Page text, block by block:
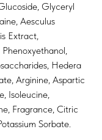
Glyceryl
Aesculus
Extract,
Hedera
Arginine, Aspartic
Isoleucine,
Fragrance, Citric
Sorbate.